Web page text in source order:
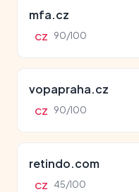
mfa.cz
CZ 90/100
vopapraha.cz
CZ 90/100
retindo.com
CZ 45/100